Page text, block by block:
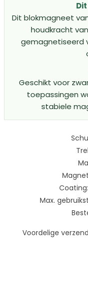
Dit blokmagneet
houdkracht
gemagnetiseerd
Geschikt voor
toepassingen
stabiele
Max.
Voordelige